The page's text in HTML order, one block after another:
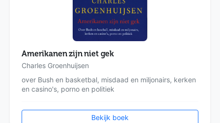
Amerikanen zijn niet gek
Charles Groenhuijsen
over Bush en basketbal, misdaad en miljonairs, kerken
en casino's, porno en politiek
Bekijk boek